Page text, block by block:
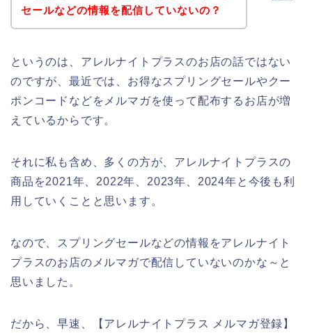
セールなどの情報を配信していないの？
というのは、アレルナイトプラスのお店の話ではない
のですが、最近では、お得なスプリングセールやクー
ポンコードなどをメルマガを使って配布するお店が増
えているからです。
それに私も含め、多くの方が、アレルナイトプラスの
商品を2021年、2022年、2023年、2024年と今後も利
用していくことと思います。
なので、スプリングセールなどの情報をアレルナイト
プラスのお店のメルマガで配信していないのかな～と
思いました。
だから、早速、【アレルナイトプラス メルマガ登録】